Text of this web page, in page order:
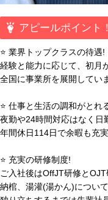
アピールポイント！
⭐ 業界トップクラスの待遇!
経験と能力に応じて、初月
全国に事業所を展開してい
⭐ 仕事と生活の調和がとれ
夜勤や24時間対応はなく日
年間休日114日で余暇も充実
⭐ 充実の研修制度!
ご入社後はOffJT研修とOJT
納棺、湯灌(湯かん)につい